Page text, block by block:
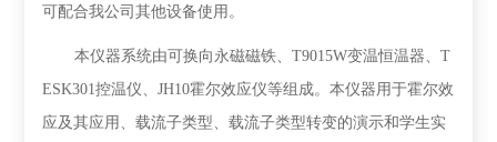
可配合我公司其他设备使用。
本仪器系统由可换向永磁磁铁、T9015W变温恒温器、T
ESK301控温仪、JH10霍尔效应仪等组成。本仪器用于霍尔效
应及其应用、载流子类型、载流子类型转变的演示和学生实